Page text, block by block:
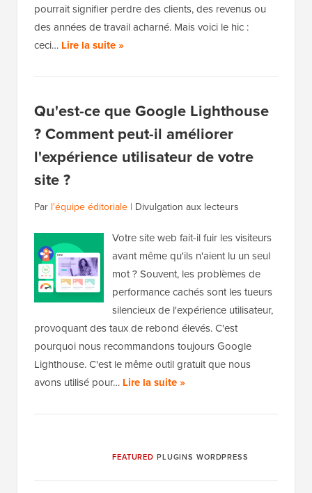
pourrait signifier perdre des clients, des revenus ou
des années de travail acharné. Mais voici le hic :
ceci… Lire la suite »
Qu'est-ce que Google Lighthouse
? Comment peut-il améliorer
l'expérience utilisateur de votre
site ?
Par l'équipe éditoriale | Divulgation aux lecteurs
Votre site web fait-il fuir les visiteurs
avant même qu'ils n'aient lu un seul
mot ? Souvent, les problèmes de
performance cachés sont les tueurs
silencieux de l'expérience utilisateur,
provoquant des taux de rebond élevés. C'est
pourquoi nous recommandons toujours Google
Lighthouse. C'est le même outil gratuit que nous
avons utilisé pour… Lire la suite »
FEATURED PLUGINS WORDPRESS